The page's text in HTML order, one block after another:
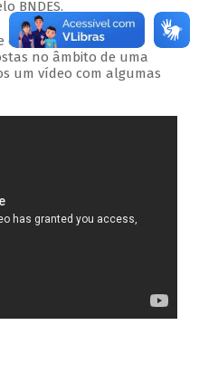
BNDES.
o acesso ao Portal do
no âmbito de uma
um vídeo com algumas